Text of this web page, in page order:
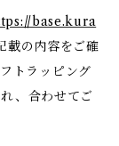
base.kura
載の内容をご確
トラッピング
、合わせてご